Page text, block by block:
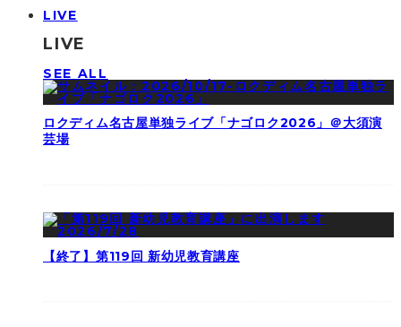
LIVE
LIVE
SEE ALL
ロクディム名古屋単独ライブ「ナゴロク2026」＠大須演
芸場
【終了】第119回 新幼児教育講座